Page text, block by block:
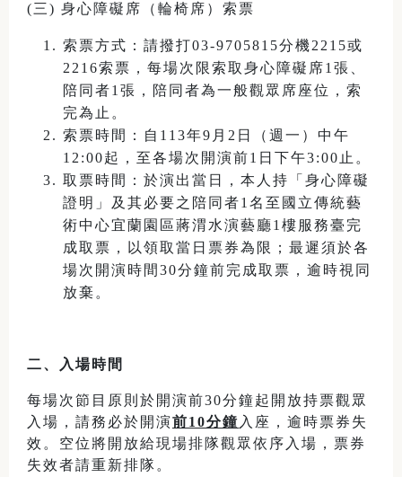
(三) 身心障礙席（輪椅席）索票
索票方式：請撥打03-9705815分機2215或
2216索票，每場次限索取身心障礙席1張、
陪同者1張，陪同者為一般觀眾席座位，索
完為止。
索票時間：自113年9月2日（週一）中午
12:00起，至各場次開演前1日下午3:00止。
取票時間：於演出當日，本人持「身心障礙
證明」及其必要之陪同者1名至國立傳統藝
術中心宜蘭園區蔣渭水演藝廳1樓服務臺完
成取票，以領取當日票券為限；最遲須於各
場次開演時間30分鐘前完成取票，逾時視同
放棄。
二、入場時間
每場次節目原則於開演前30分鐘起開放持票觀眾
入場，請務必於開演前10分鐘 入座，逾時票券失
效。空位將開放給現場排隊觀眾依序入場，票券
失效者請重新排隊。